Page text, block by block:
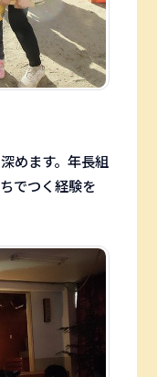
めます。年長組
でつく経験を